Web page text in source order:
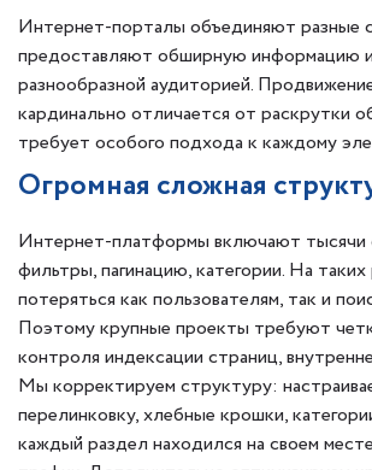
Интернет-порталы объединяют разные
предоставляют обширную информацию
разнообразной аудиторией.
кардинально отличается от раскрутки
требует особого подхода к каждому
Огромная сложная
Интернет-платформы включают тысячи
фильтры, пагинацию, категории. На таких
потеряться как пользователям, так и
Поэтому крупные проекты требуют
контроля индексации страниц,
Мы корректируем структуру:
перелинковку, хлебные крошки,
каждый раздел находился на своем